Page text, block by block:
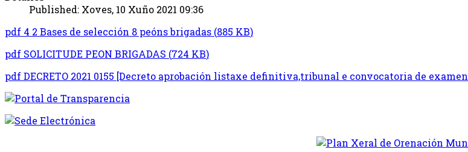
Published: Xoves, 10 Xuño 2021 09:36
pdf 4 2 Bases de selección 8 peóns brigadas (885 KB)
pdf SOLICITUDE PEON BRIGADAS (724 KB)
pdfDECRETO 2021 0155 [Decreto aprobación listaxe definitiva,tribunal e convocatoria de examen